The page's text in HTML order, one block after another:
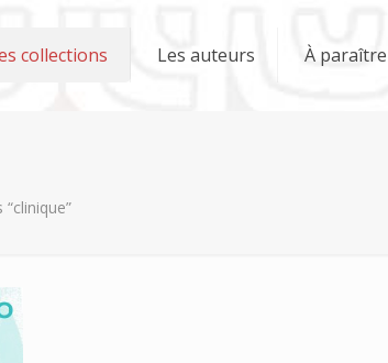
collections Les auteurs À paraître